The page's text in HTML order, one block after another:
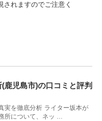
されますのでご注意く
鹿児島市)の口コミと評判
実を徹底分析 ライター坂本が
所について、ネッ ...